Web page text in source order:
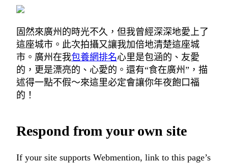
固然來廣州的時光不久，但我曾經深深地愛上了
這座城市。此次拍攝又讓我加倍地清楚這座城
市。廣州在我包養網排名心里是包涵的、友愛
的，更是漂亮的、心愛的。還有“食在廣州”，描
述得一點不假～來這里必定會讓你年夜飽口福
的！
Respond from your own site
If your site supports Webmention, link to this page’s